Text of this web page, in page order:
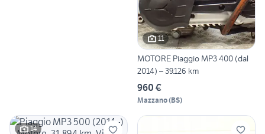
11
MOTORE Piaggio MP3 400 (dal
2014) – 39.126 km
960 €
Mazzano(BS)
14